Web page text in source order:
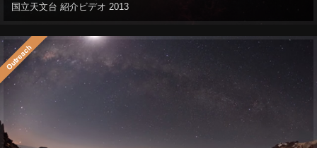
国立天文台 紹介ビデオ 2013